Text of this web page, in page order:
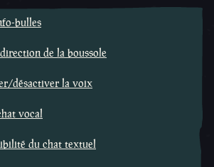
bulles
de la boussole
désactiver la voix
vocal
du chat textuel